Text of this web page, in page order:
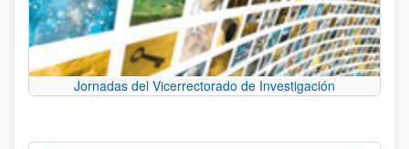
Jornadas del Vicerrectorado de Investigación